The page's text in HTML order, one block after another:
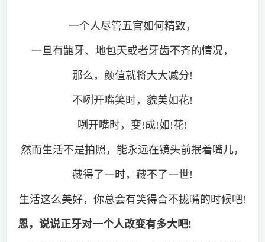
一个人尽管五官如何精致，
一旦有龅牙、地包天或者牙齿不齐的情况，
那么，颜值就将大大减分!
不咧开嘴笑时，貌美如花!
咧开嘴时，变!成!如!花!
然而生活不是拍照，能永远在镜头前抿着嘴儿，
藏得了一时，藏不了一世!
生活这么美好，你总会有笑得合不拢嘴的时候吧!
恩，说说正牙对一个人改变有多大吧!